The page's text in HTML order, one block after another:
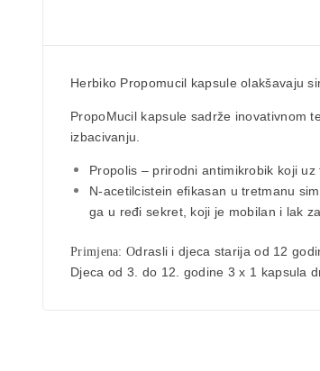
Herbiko Propomucil kapsule olakšavaju
PropoMucil kapsule sadrže inovativnom
izbacivanju.
Propolis – prirodni antimikrobik koji
N-acetilcistein efikasan u tretmanu
ga u ređi sekret, koji je mobilan i lak
Primjena: Odrasli i djeca starija od 12
Djeca od 3. do 12. godine 3 x 1 kapsula